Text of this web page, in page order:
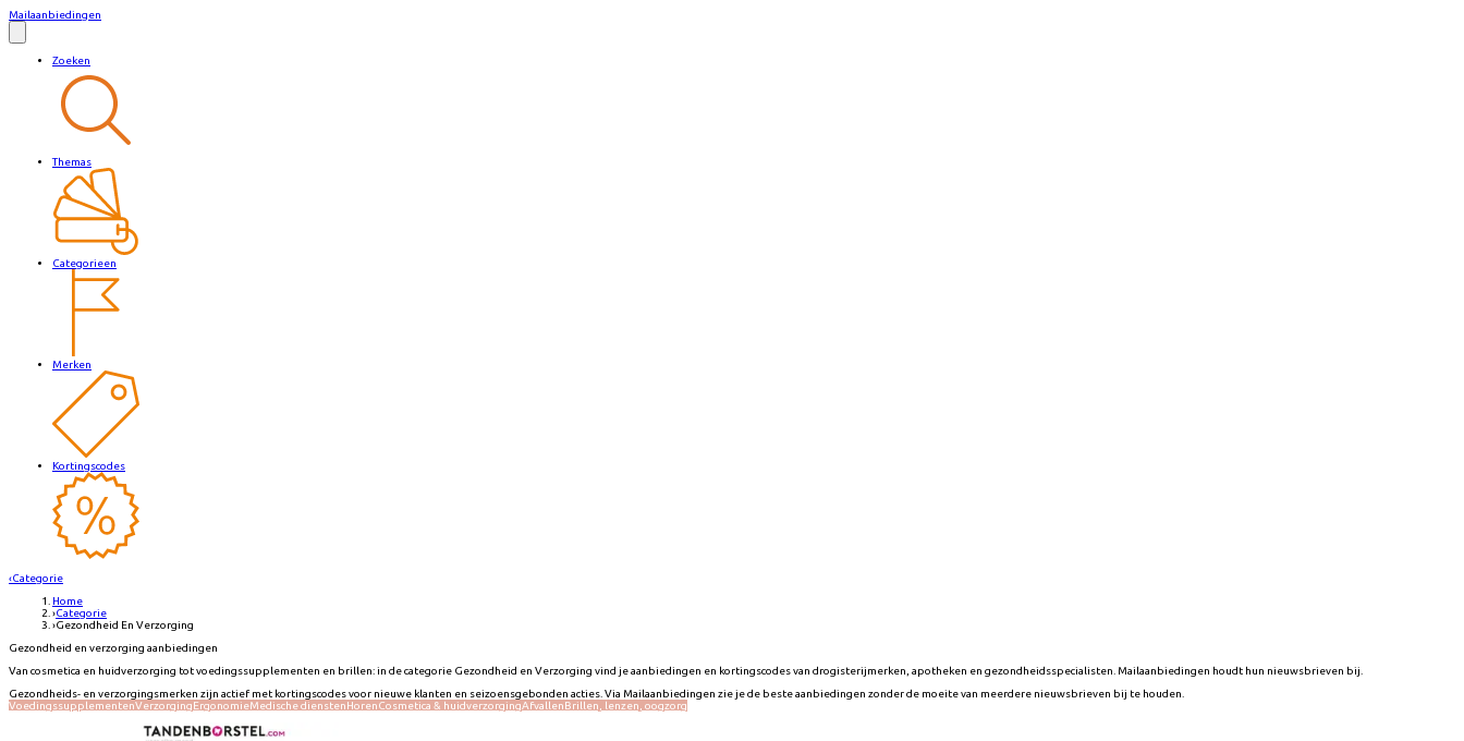
Mailaanbiedingen
Zoeken
Themas
Categorieen
Merken
Kortingscodes
‹Categorie
Home
›Categorie
›Gezondheid En Verzorging
Gezondheid en verzorging aanbiedingen
Van cosmetica en huidverzorging tot voedingssupplementen en brillen: in de categorie Gezondheid en Verzorging vind je aanbiedingen en kortingscodes van drogisterijmerken, apotheken en gezondheidsspecialisten. Mailaanbiedingen houdt hun nieuwsbrieven bij.
Gezondheids- en verzorgingsmerken zijn actief met kortingscodes voor nieuwe klanten en seizoensgebonden acties. Via Mailaanbiedingen zie je de beste aanbiedingen zonder de moeite van meerdere nieuwsbrieven bij te houden.
VoedingssupplementenVerzorgingErgonomieMedische dienstenHorenCosmetica & huidverzorgingAfvallenBrillen, lenzen, oogzorg